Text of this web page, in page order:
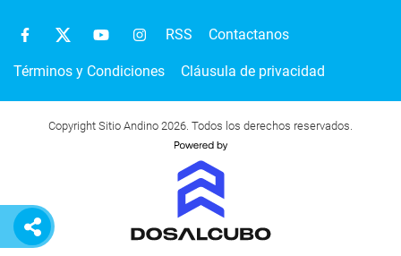
RSS Contactanos
Términos y Condiciones Cláusula de privacidad
Copyright Sitio Andino 2026. Todos los derechos reservados.